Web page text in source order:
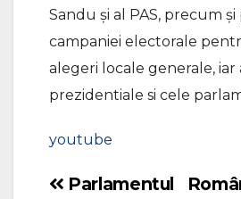
Sandu și al PAS, precum
campaniei electorale
alegeri locale generale, iar
prezidentiale si cele
youtube
Navigare
Parlamentul